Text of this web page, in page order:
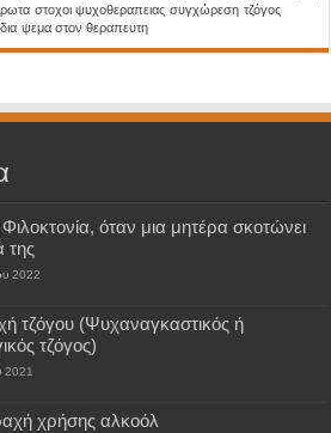
στοχοι ψυχοθεραπειας συγχώρεση τζόγος
ψεμα στον θεραπευτη
όταν μια μητέρα σκοτώνει
της
2022
τζόγου (Ψυχαναγκαστικός ή
τζόγος)
2021
χρήσης αλκοόλ